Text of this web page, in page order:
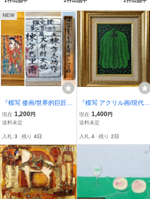
63040
NEW
『模写 倭画/世界的巨匠
【棟方志功】仏画「大弁
財天妃図」紙本 共箱 棟方
m横43cmまくり縦60cm
横32cm』手描き
現在 1,200円
送料未定
入札 3 残り 4日
『模写 アクリル画/現代作
家巨匠【草間彌生】「南
瓜 緑」 裏 サイン/SM 額
現在 1,400円
送料未定
入札 4 残り 2日